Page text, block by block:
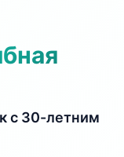
с 30-летним